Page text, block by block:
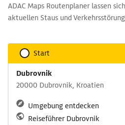
ADAC Maps Routenplaner lassen
aktuellen Staus und
Start
Dubrovnik
20000 Dubrovnik, Kroatien
Umgebung entdecken
Reiseführer Dubrovnik